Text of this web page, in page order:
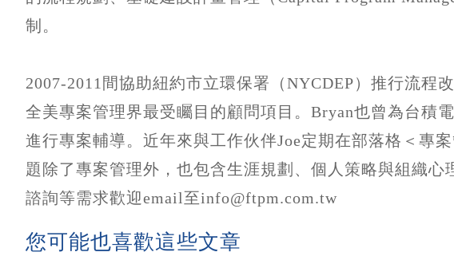
制。
2007-2011間協助紐約市立環保署（NYCDEP）推行流程
全美專案管理界最受矚目的顧問項目。Bryan也曾為台積
進行專案輔導。近年來與工作伙伴Joe定期在部落格＜專
題除了專案管理外，也包含生涯規劃、個人策略與組織心
諮詢等需求歡迎email至info@ftpm.com.tw
您可能也喜歡這些文章